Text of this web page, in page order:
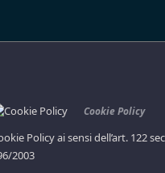
Cookie Policy
Policy ai sensi dell’art. 122
2003